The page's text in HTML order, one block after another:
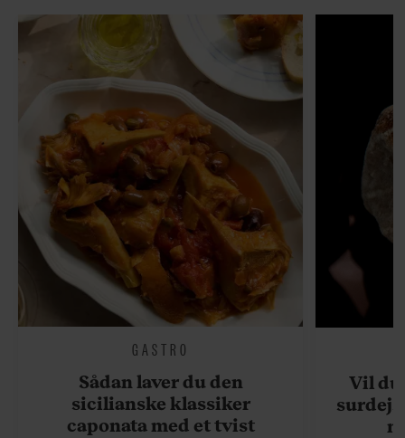
GASTRO
Sådan laver du den
sicilianske klassiker
caponata med et tvist
Vil du